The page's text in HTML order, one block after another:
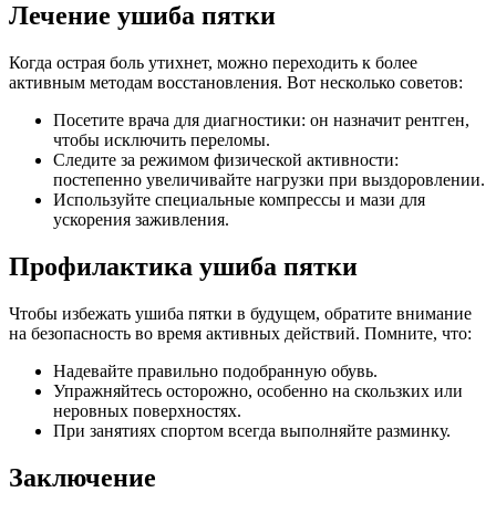
Лечение ушиба пятки
Когда острая боль утихнет, можно переходить к более
активным методам восстановления. Вот несколько советов:
Посетите врача для диагностики: он назначит рентген,
чтобы исключить переломы.
Следите за режимом физической активности:
постепенно увеличивайте нагрузки при выздоровлении.
Используйте специальные компрессы и мази для
ускорения заживления.
Профилактика ушиба пятки
Чтобы избежать ушиба пятки в будущем, обратите внимание
на безопасность во время активных действий. Помните, что:
Надевайте правильно подобранную обувь.
Упражняйтесь осторожно, особенно на скользких или
неровных поверхностях.
При занятиях спортом всегда выполняйте разминку.
Заключение